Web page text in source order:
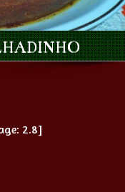
2.8]